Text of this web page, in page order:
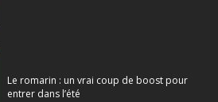
Le romarin : un vrai coup de boost pour
entrer dans l’été